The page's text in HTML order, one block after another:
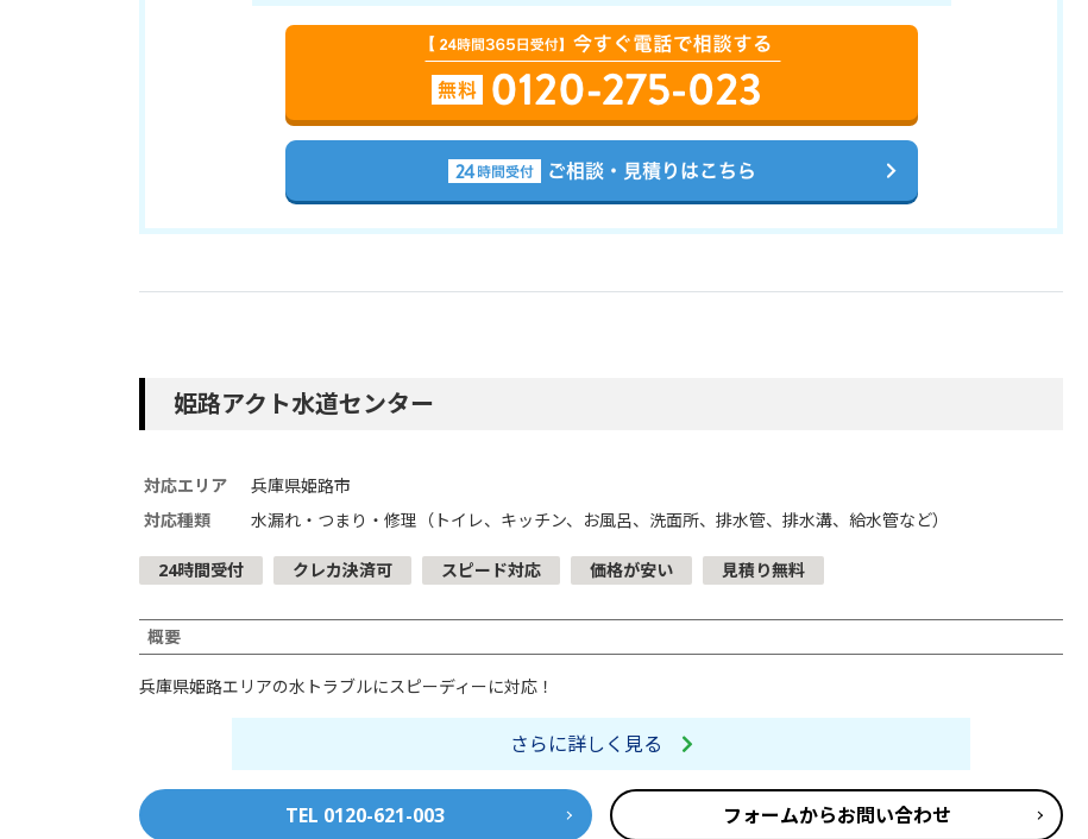
姫路アクト水道センター
対応エリア
兵庫県姫路市
対応種類
水漏れ・つまり・修理（トイレ、キッチン、お風呂、洗面所、排水管、排水溝、給水管など）
24時間受付 クレカ決済可 スピード対応 価格が安い 見積り無料
概要
兵庫県姫路エリアの水トラブルにスピーディーに対応！
さらに詳しく見る
TEL 0120-621-003 フォームからお問い合わせ